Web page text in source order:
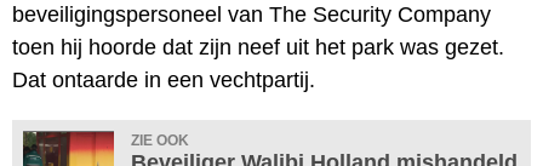
beveiligingspersoneel van The Security Company
toen hij hoorde dat zijn neef uit het park was gezet.
Dat ontaarde in een vechtpartij.
ZIE OOK